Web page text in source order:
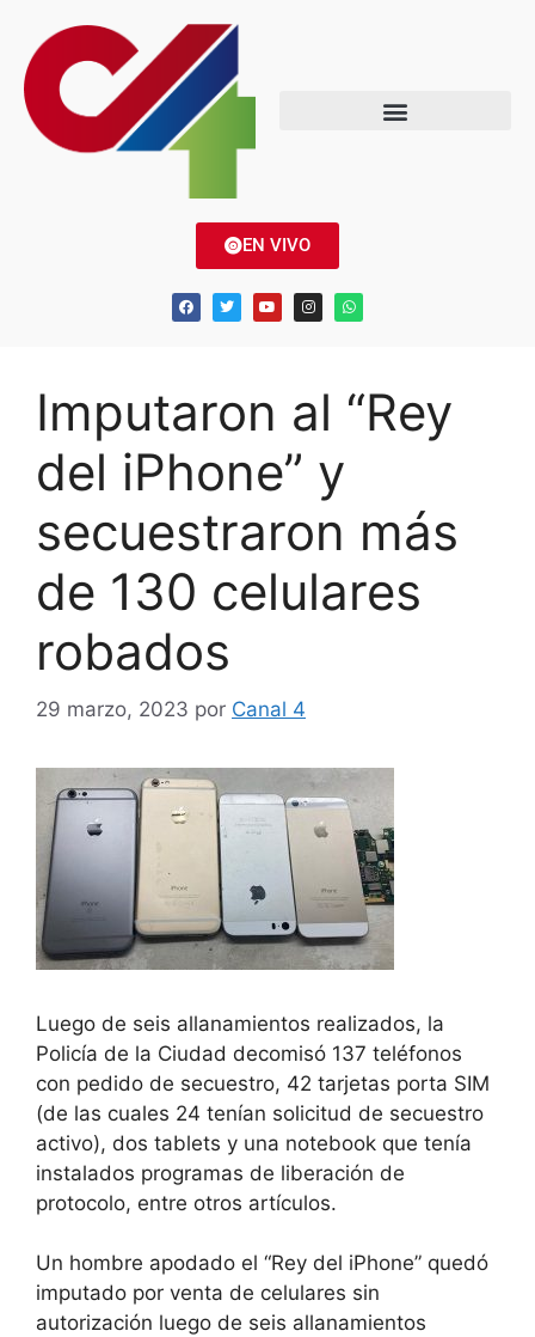
EN VIVO
Imputaron al “Rey
del iPhone” y
secuestraron más
de 130 celulares
robados
29 marzo, 2023 por Canal 4
Luego de seis allanamientos realizados, la
Policía de la Ciudad decomisó 137 teléfonos
con pedido de secuestro, 42 tarjetas porta SIM
(de las cuales 24 tenían solicitud de secuestro
activo), dos tablets y una notebook que tenía
instalados programas de liberación de
protocolo, entre otros artículos.
Un hombre apodado el “Rey del iPhone” quedó
imputado por venta de celulares sin
autorización luego de seis allanamientos